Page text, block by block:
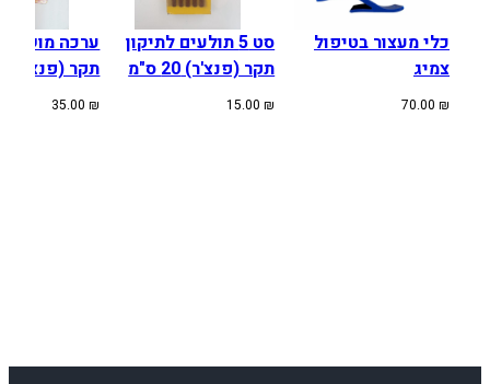
מ
1
כלי מעצור בטיפול
צמיג
70.00 ₪
סט 5 תולעים לתיקון
תקר (פנצ'ר) 20 ס"מ
15.00₪
ערכה
תקר (פנצ'ר)
35.00₪